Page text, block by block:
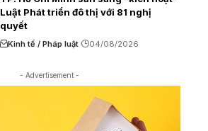
Luật Phát triển đô thị với 81 nghị
quyết
Kinh tế / Pháp luật 04/08/2026
- Advertisement -